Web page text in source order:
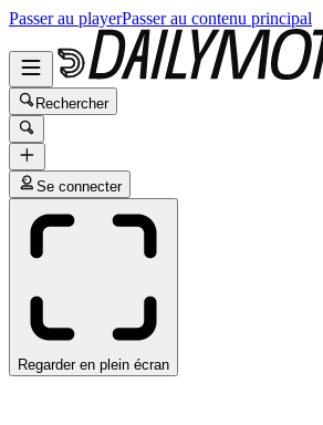
Passer au playerPasser au contenu principal
Rechercher
Se connecter
Regarder en plein écran